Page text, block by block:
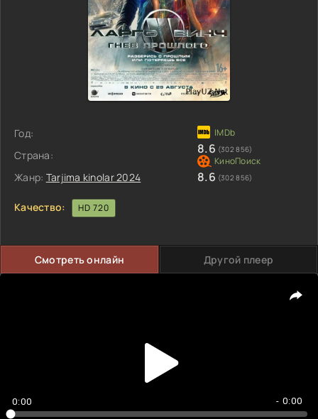
Год:
Страна:
Жанр: Tarjima kinolar 2024
8.6 (302 856)
8.6 (302 856)
Качество: HD 720
Смотреть онлайн Другой плеер
0:00 - 0:00